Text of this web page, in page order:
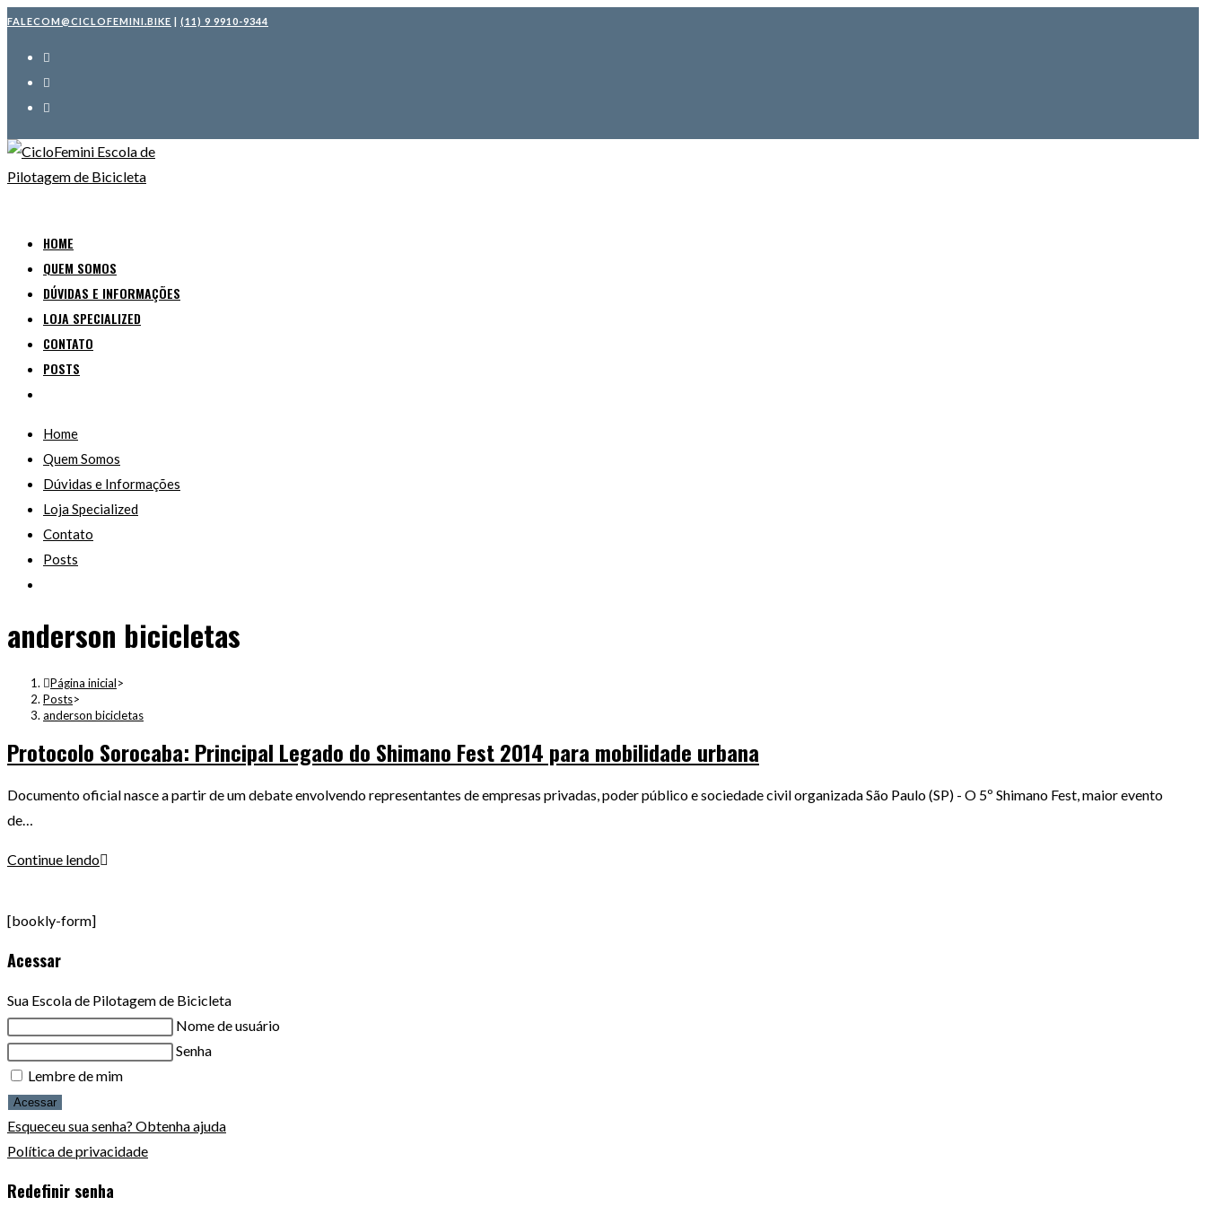
Ir
FALECOM@CICLOFEMINI.BIKE | (11) 9 9910-9344
HOME
QUEM SOMOS
DÚVIDAS E INFORMAÇÕES
LOJA SPECIALIZED
CONTATO
POSTS
Home
Quem Somos
Dúvidas e Informações
Loja Specialized
Contato
Posts
anderson bicicletas
Página inicial>
Posts>
anderson bicicletas
Protocolo Sorocaba: Principal Legado do Shimano Fest 2014 para mobilidade urbana
Documento oficial nasce a partir de um debate envolvendo representantes de empresas privadas, poder público e sociedade civil organizada São Paulo (SP) - O 5º Shimano Fest, maior evento
de…
Continue lendoProtocolo
Fest
2014
para
mobilidade
[bookly-form]
Acessar
Sua Escola de Pilotagem de Bicicleta
Nome de usuário
Senha
Lembre de mim
Acessar
Esqueceu sua senha? Obtenha ajuda
Política de privacidade
Redefinir senha